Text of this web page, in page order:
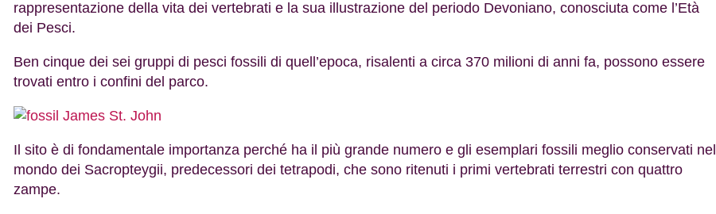
rappresentazione della vita dei vertebrati e la sua illustrazione del periodo Devoniano, conosciuta come l’Età
dei Pesci.
Ben cinque dei sei gruppi di pesci fossili di quell’epoca, risalenti a circa 370 milioni di anni fa, possono essere
trovati entro i confini del parco.
Il sito è di fondamentale importanza perché ha il più grande numero e gli esemplari fossili meglio conservati nel
mondo dei Sacropteygii, predecessori dei tetrapodi, che sono ritenuti i primi vertebrati terrestri con quattro
zampe.